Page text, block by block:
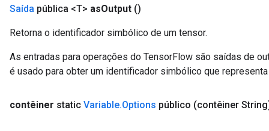
Saída pública <T> asOutput ()
Retorna o identificador simbólico de um tensor.
As entradas para operações do TensorFlow são saídas de
é usado para obter um identificador simbólico que
contêiner static Variable.Options público (contêiner